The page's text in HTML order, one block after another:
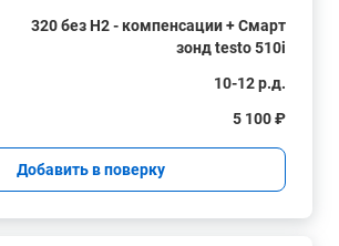
320 без H2 - компенсации + Смарт
зонд testo 510i
10-12 р.д.
5 100 ₽
Добавить в поверку